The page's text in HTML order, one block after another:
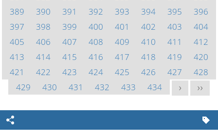
389
390 391 392 393 394 395
396
397
398 399 400 401 402 403
404
405
406 407 408 409 410 411
412
413
414 415 416 417 418 419
420
421
422 423 424 425 426 427
428
429
430 431 432 433 434 > >>